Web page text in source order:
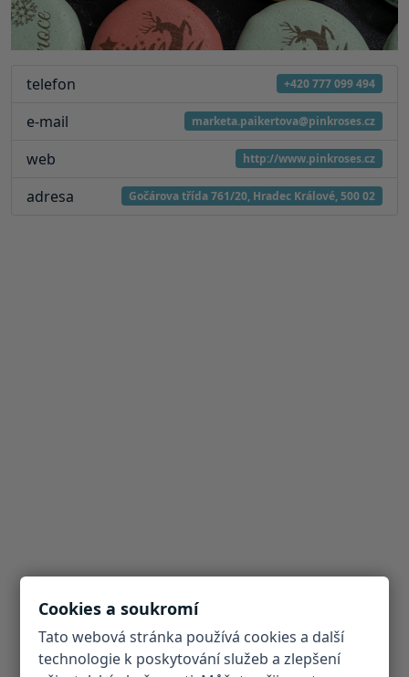
telefon +420 777 099 494
e-mail marketa.paikertova@pinkroses.cz
web http://www.pinkroses.cz
adresa Gočárova třída 761/20, Hradec Králové, 500 02
Cookies a soukromí
Tato webová stránka používá cookies a další
technologie k poskytování služeb a zlepšení